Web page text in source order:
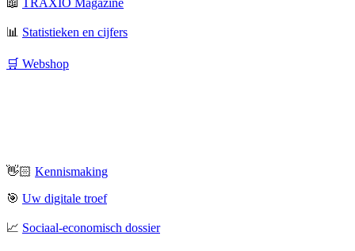
📖 TRAXIO Magazine
📊 Statistieken en cijfers
🛒 Webshop
👋🏻 Kennismaking
🎯 Uw digitale troef
📈 Sociaal-economisch dossier